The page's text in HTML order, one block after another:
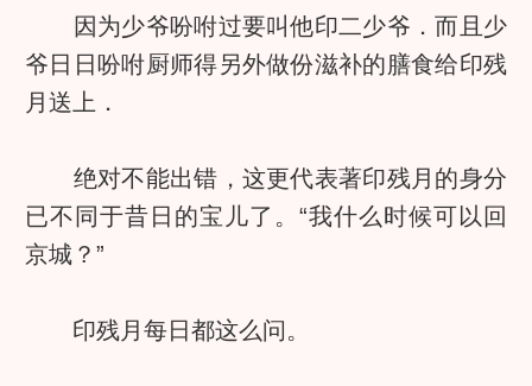
因为少爷吩咐过要叫他印二少爷．而且少
爷日日吩咐厨师得另外做份滋补的膳食给印残
月送上．
绝对不能出错，这更代表著印残月的身分
已不同于昔日的宝儿了。“我什么时候可以回
京城？”
印残月每日都这么问。